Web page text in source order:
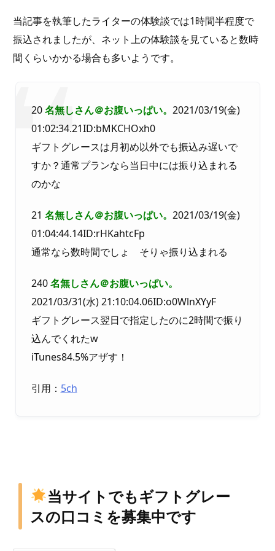
当記事を執筆したライターの体験談では1時間半程度で
振込されましたが、ネット上の体験談を見ていると数時
間くらいかかる場合も多いようです。
20名無しさん＠お腹いっぱい。 2021/03/19(金)
01:02:34.21ID:bMKCHOxh0
ギフトグレースは月初め以外でも振込み遅いで
すか？通常プランなら当日中には振り込まれる
のかな
21 名無しさん＠お腹いっぱい。 2021/03/19(金)
01:04:44.14ID:rHKahtcFp
通常なら数時間でしょ そりゃ振り込まれる
240名無しさん＠お腹いっぱい。
2021/03/31(水) 21:10:04.06ID:o0WlnXYyF
ギフトグレース翌日で指定したのに2時間で振り
込んでくれたw
iTunes84.5%アザす！
引用： 5ch
当サイトでもギフトグレー
スの口コミを募集中です